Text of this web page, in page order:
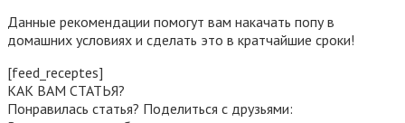
Данные рекомендации помогут вам накачать попу в
домашних условиях и сделать это в кратчайшие сроки!
[feed_receptes]
КАК ВАМ СТАТЬЯ?
Понравилась статья? Поделиться с друзьями: